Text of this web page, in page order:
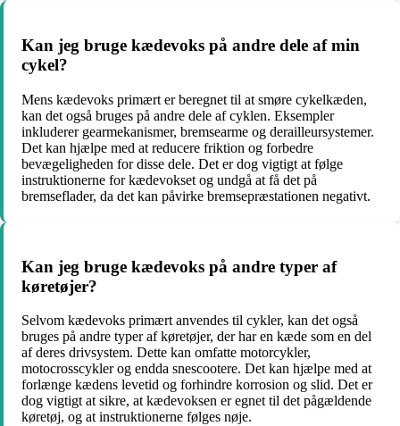
Kan jeg bruge kædevoks på andre dele af min
cykel?
Mens kædevoks primært er beregnet til at smøre cykelkæden,
kan det også bruges på andre dele af cyklen. Eksempler
inkluderer gearmekanismer, bremsearme og derailleursystemer.
Det kan hjælpe med at reducere friktion og forbedre
bevægeligheden for disse dele. Det er dog vigtigt at følge
instruktionerne for kædevokset og undgå at få det på
bremseflader, da det kan påvirke bremsepræstationen negativt.
Kan jeg bruge kædevoks på andre typer af
køretøjer?
Selvom kædevoks primært anvendes til cykler, kan det også
bruges på andre typer af køretøjer, der har en kæde som en del
af deres drivsystem. Dette kan omfatte motorcykler,
motocrosscykler og endda snescootere. Det kan hjælpe med at
forlænge kædens levetid og forhindre korrosion og slid. Det er
dog vigtigt at sikre, at kædevoksen er egnet til det pågældende
køretøj, og at instruktionerne følges nøje.